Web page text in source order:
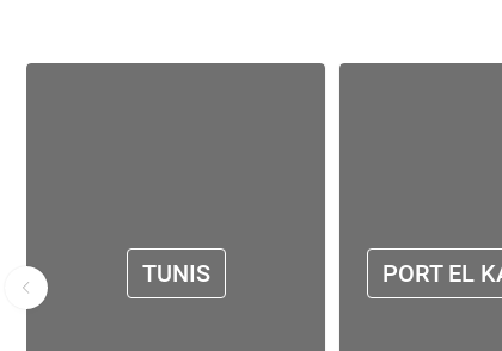
TUNIS PORT EL